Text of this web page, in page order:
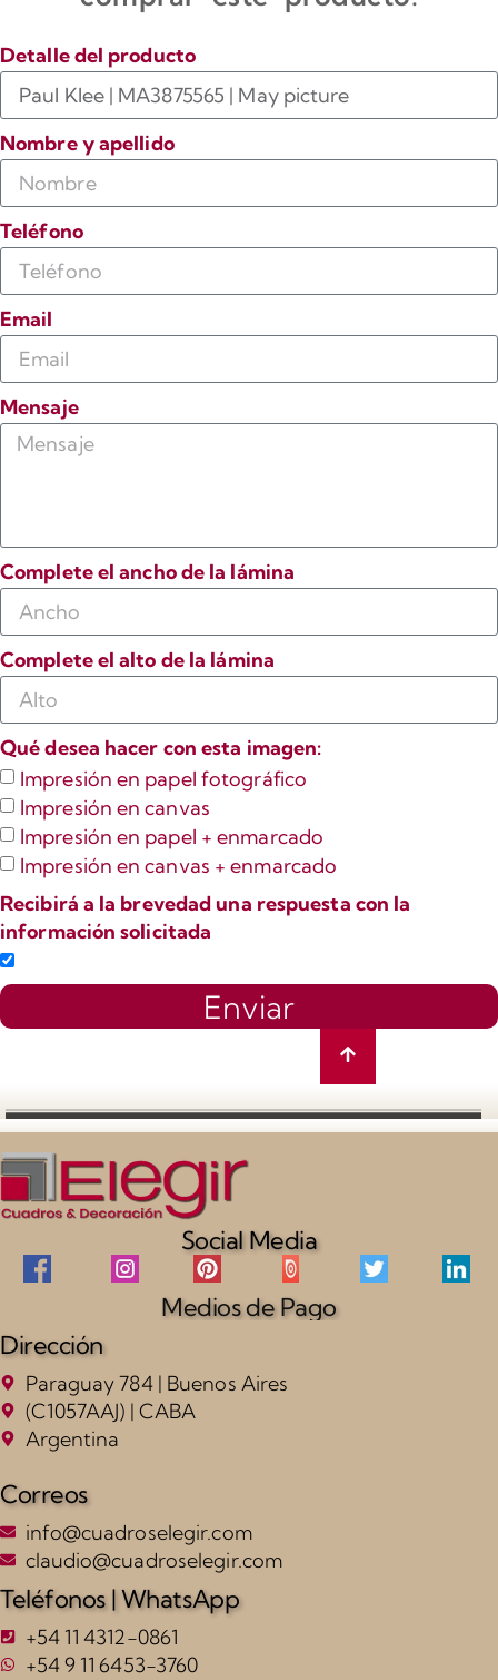
Detalle del producto
Nombre y apellido
Teléfono
Email
Mensaje
Complete el ancho de la lámina
Complete el alto de la lámina
Qué desea hacer con esta imagen:
Impresión en papel fotográfico
Impresión en canvas
Impresión en papel + enmarcado
Impresión en canvas + enmarcado
Recibirá a la brevedad una respuesta con la
información solicitada
Enviar
Social Media
Medios de Pago
Dirección
Paraguay 784 | Buenos Aires
(C1057AAJ) | CABA
Argentina
Correos
info@cuadroselegir.com
claudio@cuadroselegir.com
Teléfonos | WhatsApp
+54 11 4312-0861
+54 9 11 6453-3760